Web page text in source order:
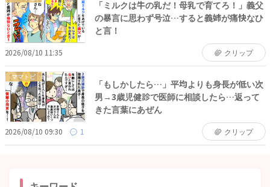
「ミルクは牛の乳だ！母乳で育てろ！」義父
の暴言に思わず号泣…すると義姉が痛快なひ
と言！
2026/08/10 11:35 クリップ
ママトピ
「もしかしたら…」平均よりも身長が低い次
男→3歳児健診で医師に相談したら…返って
きた言葉にあぜん
2026/08/10 09:30 1 クリップ